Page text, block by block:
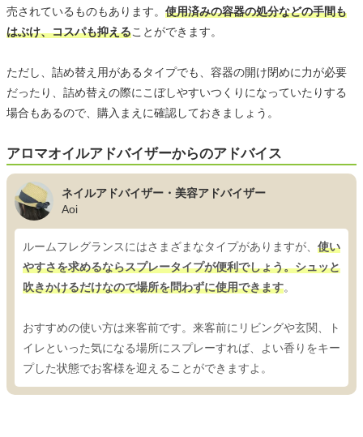
売されているものもあります。 使用済みの容器の処分などの手間も
はぶけ、コスパも抑えることができます。
ただし、詰め替え用があるタイプでも、容器の開け閉めに力が必要
だったり、詰め替えの際にこぼしやすいつくりになっていたりする
場合もあるので、購入まえに確認しておきましょう。
アロマオイルアドバイザーからのアドバイス
ネイルアドバイザー・美容アドバイザー
Aoi
ルームフレグランスにはさまざまなタイプがありますが、 使い
やすさを求めるならスプレータイプが便利でしょう。シュッと
吹きかけるだけなので場所を問わずに使用できます。
おすすめの使い方は来客前です。来客前にリビングや玄関、ト
イレといった気になる場所にスプレーすれば、よい香りをキー
プした状態でお客様を迎えることができますよ。